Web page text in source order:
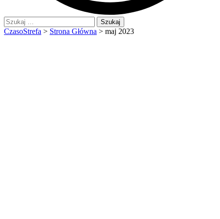
Szukaj:
CzasoStrefa > Strona Główna > maj 2023